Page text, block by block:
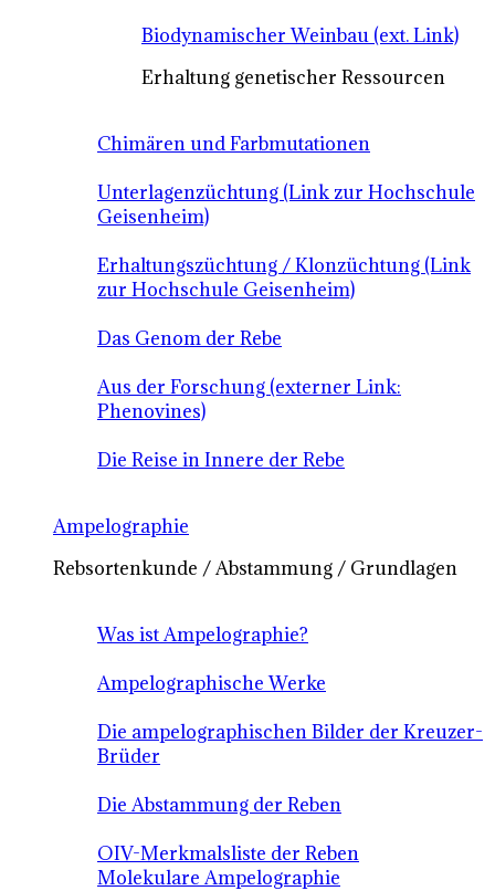
Biodynamischer Weinbau (ext. Link)
Erhaltung genetischer Ressourcen
Chimären und Farbmutationen
Unterlagenzüchtung (Link zur Hochschule
Geisenheim)
Erhaltungszüchtung / Klonzüchtung (Link
zur Hochschule Geisenheim)
Das Genom der Rebe
Aus der Forschung (externer Link:
Phenovines)
Die Reise in Innere der Rebe
Ampelographie
Rebsortenkunde / Abstammung / Grundlagen
Was ist Ampelographie?
Ampelographische Werke
Die ampelographischen Bilder der Kreuzer-
Brüder
Die Abstammung der Reben
OIV-Merkmalsliste der Reben
Molekulare Ampelographie